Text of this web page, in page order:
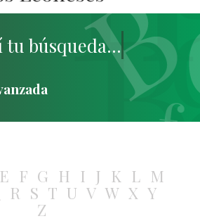
E F G H I J K L M
R S T U V W X Y
Z